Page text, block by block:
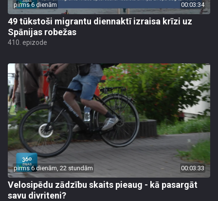
pirms 6 dienām 00:03:34
49 tūkstoši migrantu diennaktī izraisa krīzi uz
Spānijas robežas
410. epizode
pirms 6 dienām, 22 stundām 00:03:33
Velosipēdu zādzību skaits pieaug - kā pasargāt
savu divriteni?